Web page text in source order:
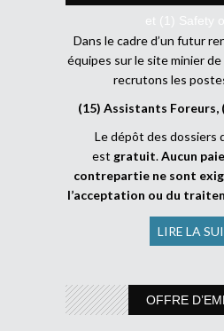
et (1) Safety
Dans le cadre d’un futur
équipes sur le site minier de
recrutons les
(15) Assistants Foreurs,
Le dépôt des dossiers
est gratuit.Aucun
contrepartie ne sont
l’acceptation ou du
LIRE LA
OFFRE